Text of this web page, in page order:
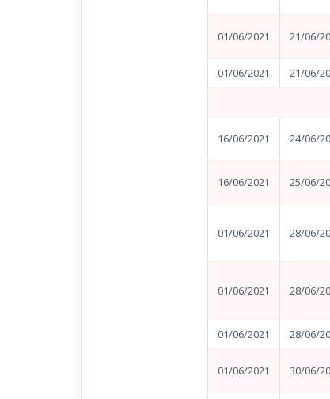
01/06/2021 21/06/
01/06/2021 21/06/
16/06/2021 24/06/
16/06/2021 25/06/
01/06/2021 28/06/
01/06/2021 28/06/
01/06/2021 28/06/
01/06/2021 30/06/